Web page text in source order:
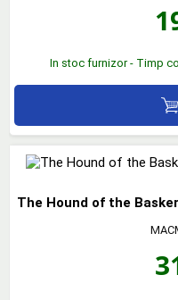
In stoc furnizor - Timp
The Hound of the